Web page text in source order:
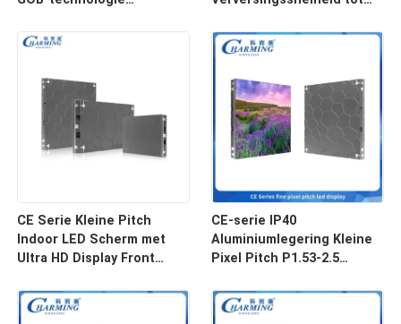
posterdisplay met
Aluminium Legering Kast
CE Serie Kleine Pitch
Indoor LED Scherm met
Ultra HD Display Front
Legering Kast
CE-serie IP40
Aluminiumlegering Kleine
Pixel Pitch P1.53-2.5
Evenementen
320x480x61mm